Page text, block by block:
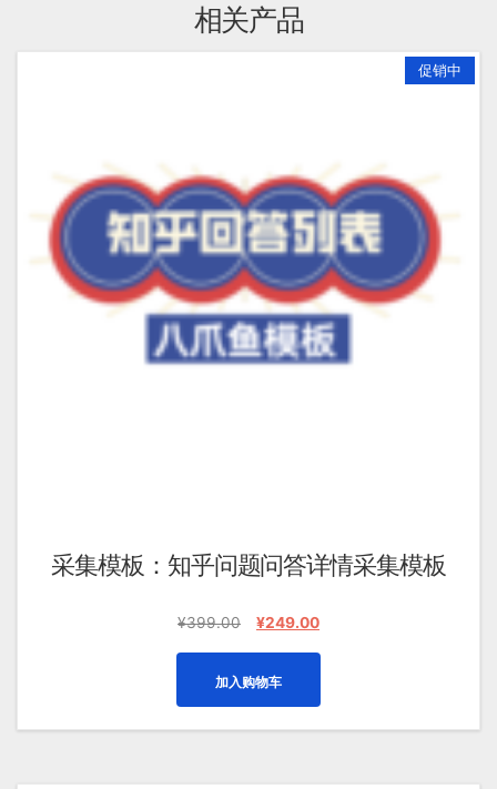
相关产品
促销中
采集模板：知乎问题问答详情采集模板
¥399.00
原
¥399.00。
¥249.00当
为：
¥249.00。
加入购物车